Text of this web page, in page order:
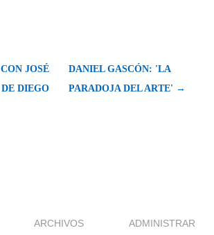
JOSÉ
DIEGO
DANIEL GASCÓN: 'LA
PARADOJA DEL ARTE' →
ARCHIVOS ADMINISTRAR